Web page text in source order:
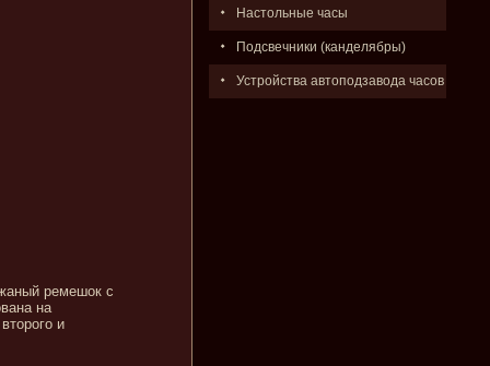
Настольные часы
Подсвечники (канделябры)
Устройства автоподзавода часов
ремешок с
на
и